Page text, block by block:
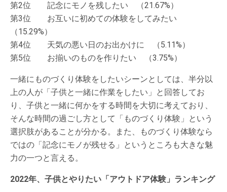
第2位 記念にモノを残したい （21.67%）
第3位 お互いに初めての体験をしてみたい
（15.29%）
第4位 天気の悪い日のお出かけに （5.11%）
第5位 お揃いのものを作りたい （3.75%）
一緒にものづくり体験をしたいシーンとしては、半分以
上の人が「子供と一緒に作業をしたい」と回答してお
り、子供と一緒に何かをする時間を大切に考えており、
そんな時間の過ごし方として「ものづくり体験」という
選択肢があることが分かる。また、ものづくり体験なら
ではの「記念にモノが残せる」というところも大きな魅
力の一つと言える。
2022年、子供とやりたい「アウトドア体験」ランキング